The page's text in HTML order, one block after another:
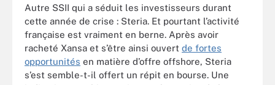
Autre SSII qui a séduit les investisseurs durant
cette année de crise : Steria. Et pourtant l’activité
française est vraiment en berne. Après avoir
racheté Xansa et s’être ainsi ouvert de fortes
opportunités en matière d’offre offshore, Steria
s’est semble-t-il offert un répit en bourse. Une